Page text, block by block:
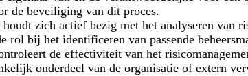
de beveiliging van dit proces.
houdt zich actief bezig met het analyseren van
rol bij het identificeren van passende
de effectiviteit van het
onderdeel van de organisatie of extern